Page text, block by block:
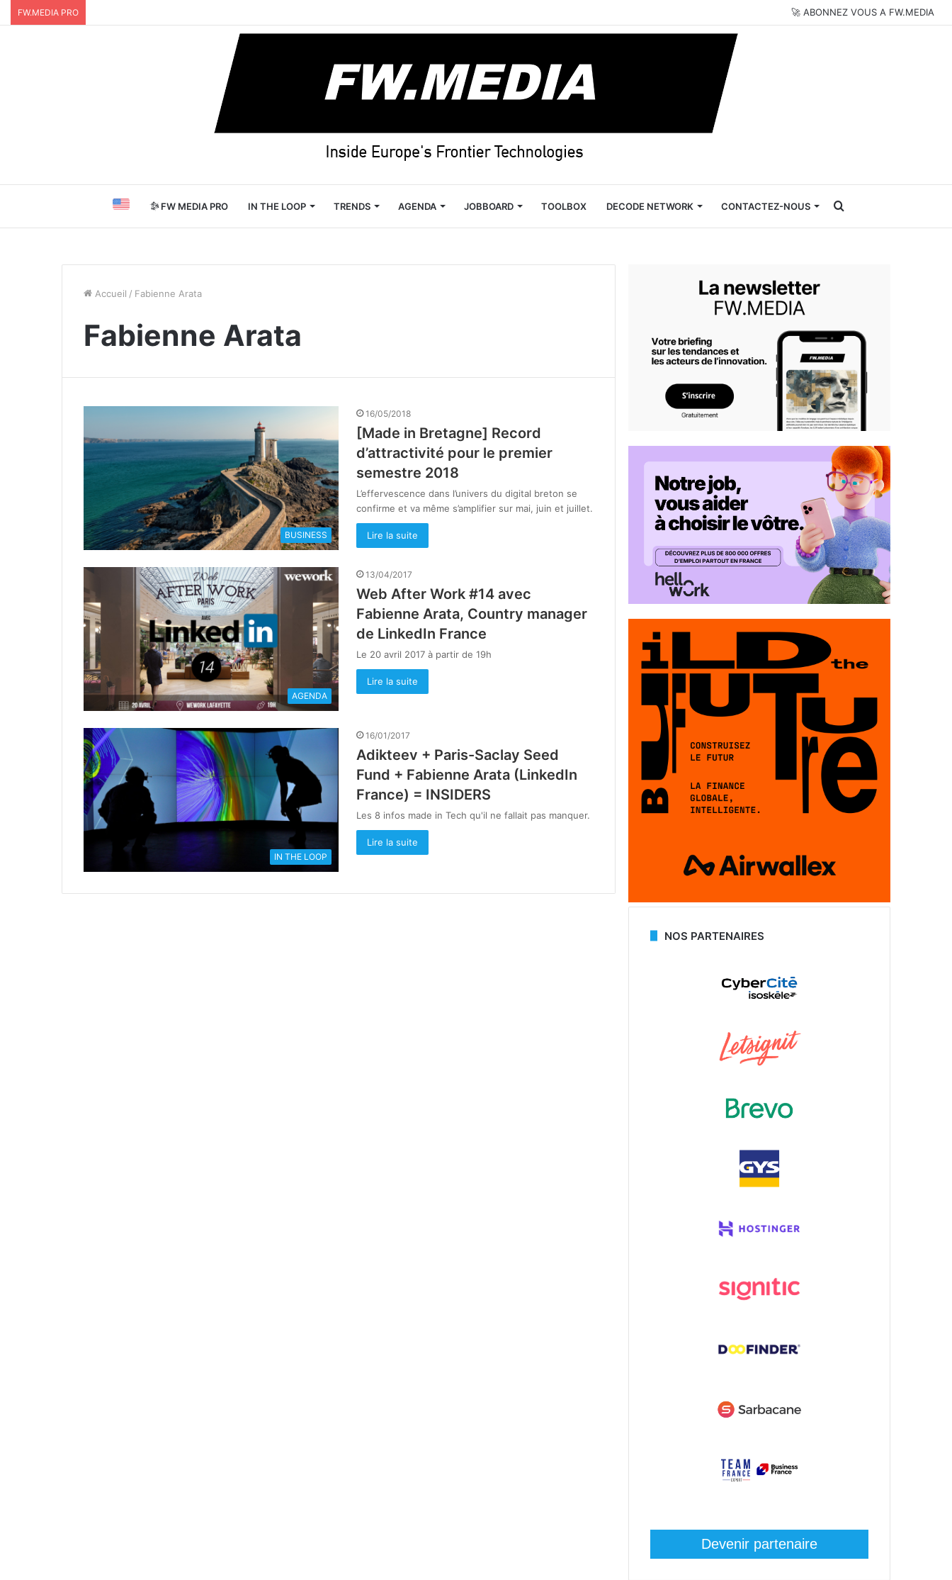
FW.MEDIA PRO 🚀 ABONNEZ VOUS A FW.MEDIA
FW MEDIA PRO IN THE LOOP TRENDS AGENDA JOBBOARD TOOLBOX DECODE NETWORK CONTACTEZ-NOUS Rechercher
Accueil / Fabienne Arata
Fabienne Arata
BUSINESS
16/05/2018
[Made in Bretagne] Record
d’attractivité pour le premier
semestre 2018
L’effervescence dans l’univers du digital breton se
confirme et va même s’amplifier sur mai, juin et juillet.
Lire la suite
AGENDA
13/04/2017
Web After Work #14 avec
Fabienne Arata, Country manager
de LinkedIn France
Le 20 avril 2017 à partir de 19h
Lire la suite
IN THE LOOP
16/01/2017
Adikteev + Paris-Saclay Seed
Fund + Fabienne Arata (LinkedIn
France) = INSIDERS
Les 8 infos made in Tech qu'il ne fallait pas manquer.
Lire la suite
NOS PARTENAIRES
Devenir partenaire